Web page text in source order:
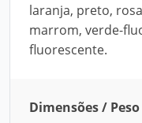
laranja, preto,
marrom, verde-
fluorescente.
Dimensões / Peso